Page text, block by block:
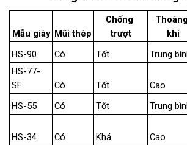
Mẫu giày Mũi thép
Chống
trượt
Thoáng
khí
HS-90
Có Tốt Trung
HS-77-
SF
Có Tốt Cao
HS-55
Có Tốt Trung
HS-34 Có Khá Cao